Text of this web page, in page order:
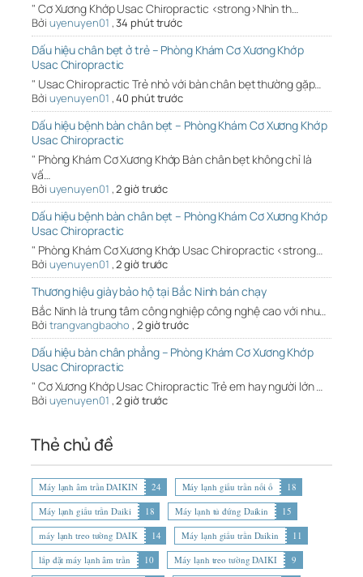
" Cơ Xương Khớp Usac Chiropractic <strong>Nhìn th…
Bởi uyenuyen01 ,34 phút trước
Dấu hiệu chân bẹt ở trẻ – Phòng Khám Cơ Xương Khớp
Usac Chiropractic
" Usac Chiropractic Trẻ nhỏ với bàn chân bẹt thường gặp…
Bởi uyenuyen01 ,40 phút trước
Dấu hiệu bệnh bàn chân bẹt – Phòng Khám Cơ Xương Khớp
Usac Chiropractic
" Phòng Khám Cơ Xương Khớp Bàn chân bẹt không chỉ là
vấ…
Bởi uyenuyen01 ,2 giờ trước
Dấu hiệu bệnh bàn chân bẹt – Phòng Khám Cơ Xương Khớp
Usac Chiropractic
" Phòng Khám Cơ Xương Khớp Usac Chiropractic <strong…
Bởi uyenuyen01 ,2 giờ trước
Thương hiệu giày bảo hộ tại Bắc Ninh bán chạy
Bắc Ninh là trung tâm công nghiệp công nghệ cao với nhu…
Bởi trangvangbaoho , 2 giờ trước
Dấu hiệu bàn chân phẳng – Phòng Khám Cơ Xương Khớp
Usac Chiropractic
" Cơ Xương Khớp Usac Chiropractic Trẻ em hay người lớn …
Bởi uyenuyen01 ,2 giờ trước
Thẻ chủ đề
Máy lạnh âm trần DAIKIN 24 Máy lạnh giấu trần nối ố
18
Máy lạnh giấu trần Daiki
18 Máy lạnh tủ đứng Daikin
15
máy lạnh treo tường DAIK
14 Máy lạnh giấu trần Daikin
11
lắp đặt máy lạnh âm trần
10 Máy lạnh treo tường DAIKI
9